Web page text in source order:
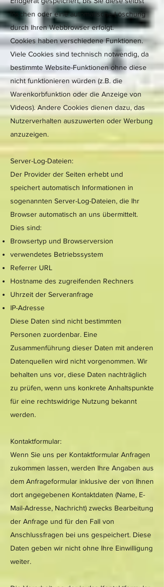
löschen oder eine automatische Löschung
durch Ihren Webbrowser erfolgt.
Cookies haben verschiedene Funktionen.
Viele Cookies sind technisch notwendig, da
bestimmte Website-Funktionen ohne diese
nicht funktionieren würden (z.B. die
Warenkorbfunktion oder die Anzeige von
Videos). Andere Cookies dienen dazu, das
Nutzerverhalten auszuwerten oder Werbung
anzuzeigen.
Server-Log-Dateien:
Der Provider der Seiten erhebt und
speichert automatisch Informationen in
sogenannten Server-Log-Dateien, die Ihr
Browser automatisch an uns übermittelt.
Dies sind:
Browsertyp und Browserversion
verwendetes Betriebssystem
Referrer URL
Hostname des zugreifenden Rechners
Uhrzeit der Serveranfrage
IP-Adresse
Diese Daten sind nicht bestimmten
Personen zuordenbar. Eine
Zusammenführung dieser Daten mit anderen
Datenquellen wird nicht vorgenommen. Wir
behalten uns vor, diese Daten nachträglich
zu prüfen, wenn uns konkrete Anhaltspunkte
für eine rechtswidrige Nutzung bekannt
werden.
Kontaktformular:
Wenn Sie uns per Kontaktformular Anfragen
zukommen lassen, werden Ihre Angaben aus
dem Anfrageformular inklusive der von Ihnen
dort angegebenen Kontaktdaten (Name, E-
Mail-Adresse, Nachricht) zwecks Bearbeitung
der Anfrage und für den Fall von
Anschlussfragen bei uns gespeichert. Diese
Daten geben wir nicht ohne Ihre Einwilligung
weiter.